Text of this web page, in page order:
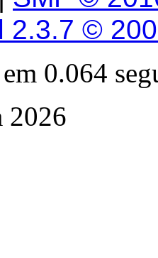
2.3.7 ©
0.064
2026